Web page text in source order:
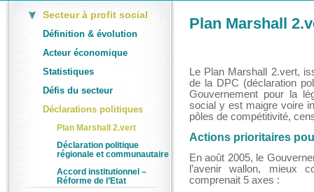
Secteur à profit social
Définition & évolution
Acteur économique
Statistiques
Défis du secteur
Déclarations politiques
Plan Marshall 2.vert
Déclaration politique
régionale et communautaire
Accord institutionnel –
Réforme de l’Etat
Plan Marshall
Le Plan Marshall 2.vert,
de la DPC (déclaration
Gouvernement pour la
social y est maigre voire
pôles de compétitivité,
Actions prioritaires
En août 2005, le
l’avenir wallon,
comprenait 5 axes :